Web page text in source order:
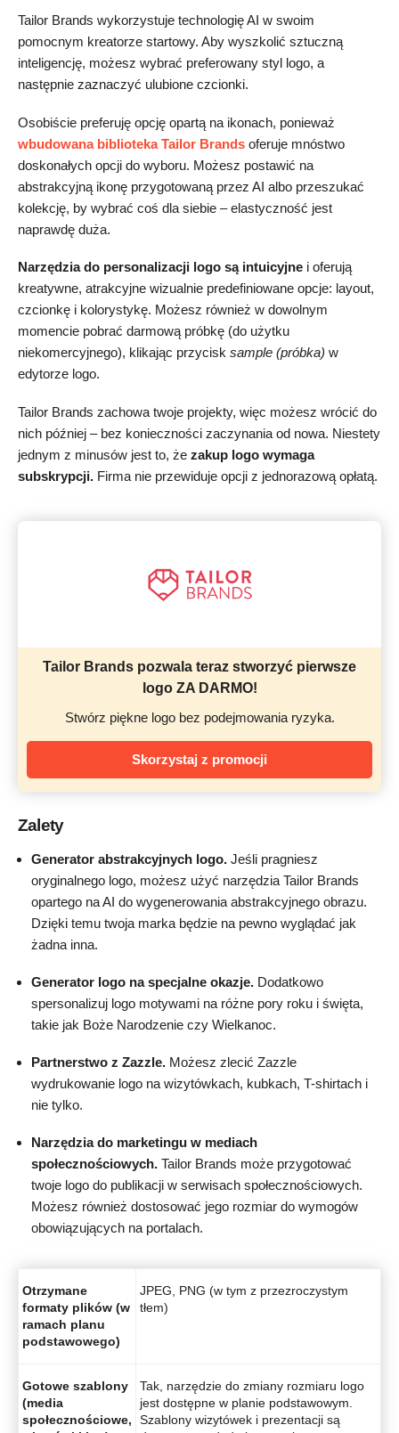
Tailor Brands wykorzystuje technologię AI w swoim
pomocnym kreatorze startowy. Aby wyszkolić sztuczną
inteligencję, możesz wybrać preferowany styl logo, a
następnie zaznaczyć ulubione czcionki.
Osobiście preferuję opcję opartą na ikonach, ponieważ
wbudowana biblioteka Tailor Brands oferuje mnóstwo
doskonałych opcji do wyboru. Możesz postawić na
abstrakcyjną ikonę przygotowaną przez AI albo przeszukać
kolekcję, by wybrać coś dla siebie – elastyczność jest
naprawdę duża.
Narzędzia do personalizacji logo są intuicyjne i oferują
kreatywne, atrakcyjne wizualnie predefiniowane opcje: layout,
czcionkę i kolorystykę. Możesz również w dowolnym
momencie pobrać darmową próbkę (do użytku
niekomercyjnego), klikając przycisk sample (próbka) w
edytorze logo.
Tailor Brands zachowa twoje projekty, więc możesz wrócić do
nich później – bez konieczności zaczynania od nowa. Niestety
jednym z minusów jest to, że zakup logo wymaga
subskrypcji. Firma nie przewiduje opcji z jednorazową opłatą.
Tailor Brands pozwala teraz stworzyć pierwsze
logo ZA DARMO!
Stwórz piękne logo bez podejmowania ryzyka.
Skorzystaj z promocji
Zalety
Generator abstrakcyjnych logo. Jeśli pragniesz
oryginalnego logo, możesz użyć narzędzia Tailor Brands
opartego na AI do wygenerowania abstrakcyjnego obrazu.
Dzięki temu twoja marka będzie na pewno wyglądać jak
żadna inna.
Generator logo na specjalne okazje. Dodatkowo
spersonalizuj logo motywami na różne pory roku i święta,
takie jak Boże Narodzenie czy Wielkanoc.
Partnerstwo z Zazzle. Możesz zlecić Zazzle
wydrukowanie logo na wizytówkach, kubkach, T-shirtach i
nie tylko.
Narzędzia do marketingu w mediach
społecznościowych. Tailor Brands może przygotować
twoje logo do publikacji w serwisach społecznościowych.
Możesz również dostosować jego rozmiar do wymogów
obowiązujących na portalach.
Otrzymane
formaty plików (w
ramach planu
podstawowego)
JPEG, PNG (w tym z przezroczystym
tłem)
Gotowe szablony
(media
społecznościowe,
Tak, narzędzie do zmiany rozmiaru logo
jest dostępne w planie podstawowym.
Szablony wizytówek i prezentacji są